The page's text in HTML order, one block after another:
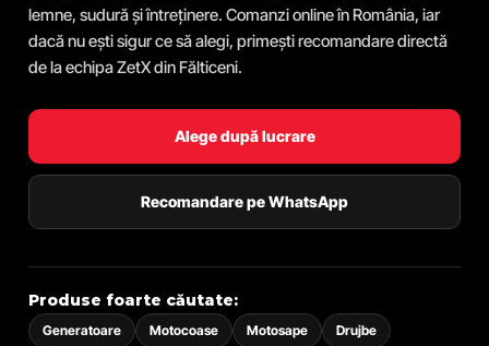
lemne, sudură și întreținere. Comanzi online în România, iar
dacă nu ești sigur ce să alegi, primești recomandare directă
de la echipa ZetX din Fălticeni.
Alege după lucrare
Recomandare pe WhatsApp
Produse foarte căutate:
Generatoare Motocoase Motosape Drujbe